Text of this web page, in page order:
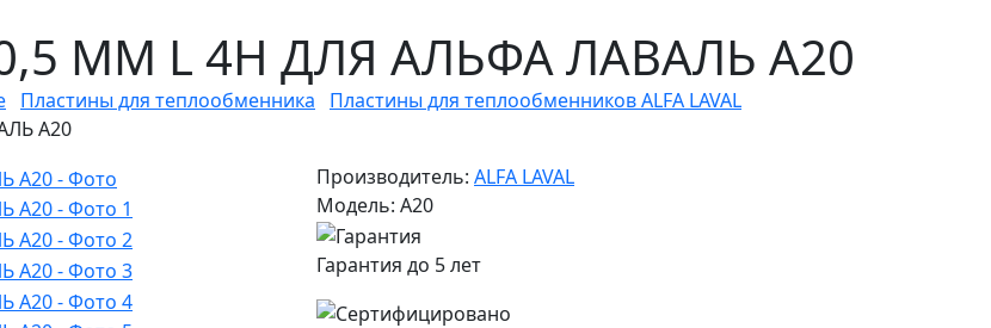
ММ L 4H ДЛЯ АЛЬФА ЛАВАЛЬ A20
Пластины для теплообменника
Пластины для теплообменников ALFA LAVAL
A20
Производитель: ALFA LAVAL
Модель: A20
Гарантия до 5 лет